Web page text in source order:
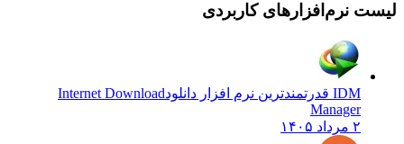
نرم‌افزارهای کاربردی
Internet Download
Manager